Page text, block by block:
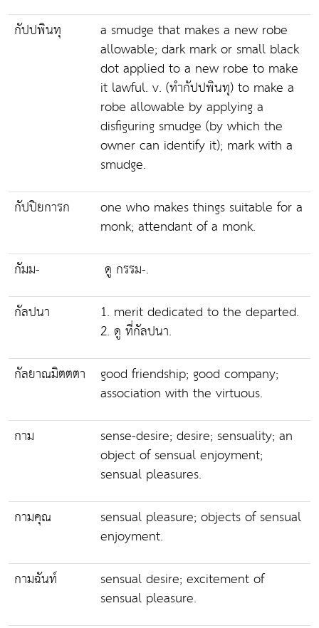
กัปปพินทุ
a smudge that makes a new robe
allowable; dark mark or small black
dot applied to a new robe to make
it lawful. v. (ทำกัปปพินทุ) to make a
robe allowable by applying a
disfiguring smudge (by which the
owner can identify it); mark with a
smudge.
กัปปิยการก
one who makes things suitable for a
monk; attendant of a monk.
กัมม-
ดู กรรม-.
กัลปนา
1. merit dedicated to the departed.
2. ดู ที่กัลปนา.
กัลยาณมิตตตา
good friendship; good company;
association with the virtuous.
กาม
sense-desire; desire; sensuality; an
object of sensual enjoyment;
sensual pleasures.
กามคุณ
sensual pleasure; objects of sensual
enjoyment.
กามฉันท์
sensual desire; excitement of
sensual pleasure.